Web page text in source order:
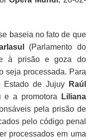
baseia no fato de que
(Parlamento do
à prisão e goza do
seja processada. Para
Estado de Jujuy
Raúl
e a promotora
Liliana
pela prisão de
pelo código penal
processados em uma